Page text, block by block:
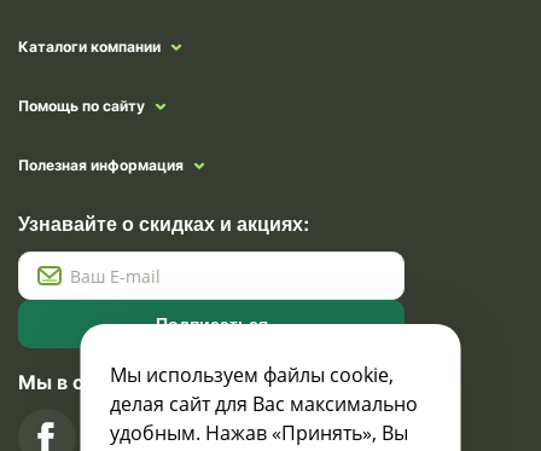
Каталоги компании
Помощь по сайту
Полезная информация
Узнавайте о скидках и акциях:
Подписаться
Мы в социальных сетях
Мы используем файлы cookie,
делая сайт для Вас максимально
удобным. Нажав «Принять», Вы